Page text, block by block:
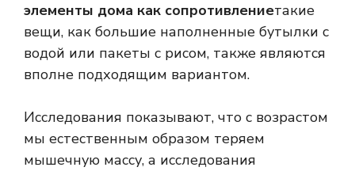
элементы дома как сопротивлениетакие
вещи, как большие наполненные бутылки с
водой или пакеты с рисом, также являются
вполне подходящим вариантом.
Исследования показывают, что с возрастом
мы естественным образом теряем
мышечную массу, а исследования